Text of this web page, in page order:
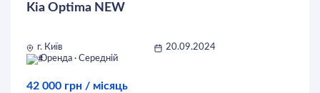
Kia Optima NEW
г. Київ
20.09.2024
Оренда · Середній
42 000 грн / місяць